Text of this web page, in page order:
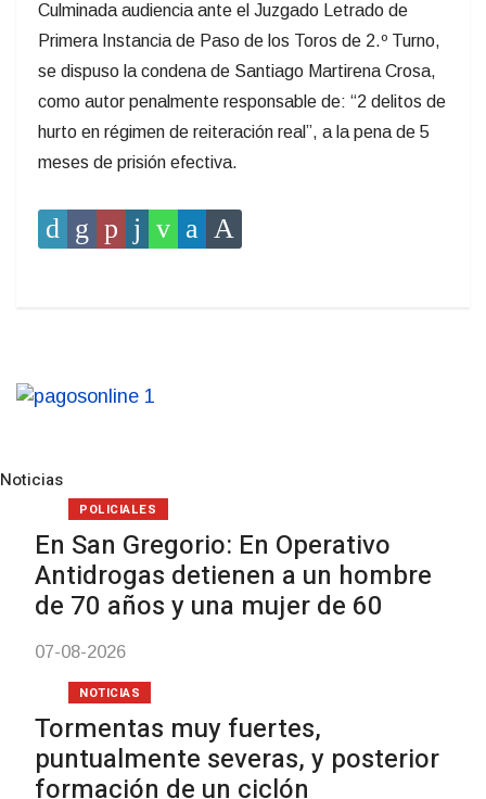
Culminada audiencia ante el Juzgado Letrado de
Primera Instancia de Paso de los Toros de 2.º Turno,
se dispuso la condena de Santiago Martirena Crosa,
como autor penalmente responsable de: “2 delitos de
hurto en régimen de reiteración real”, a la pena de 5
meses de prisión efectiva.
Noticias